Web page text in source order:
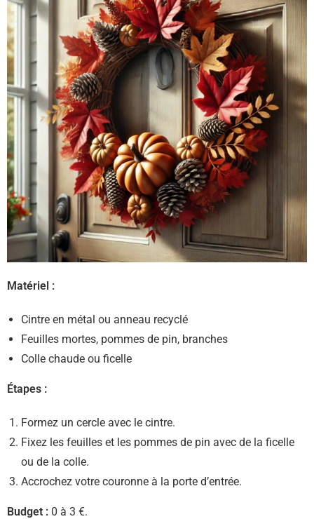
Matériel :
Cintre en métal ou anneau recyclé
Feuilles mortes, pommes de pin, branches
Colle chaude ou ficelle
Étapes :
Formez un cercle avec le cintre.
Fixez les feuilles et les pommes de pin avec de la ficelle
ou de la colle.
Accrochez votre couronne à la porte d’entrée.
Budget : 0 à 3 €.